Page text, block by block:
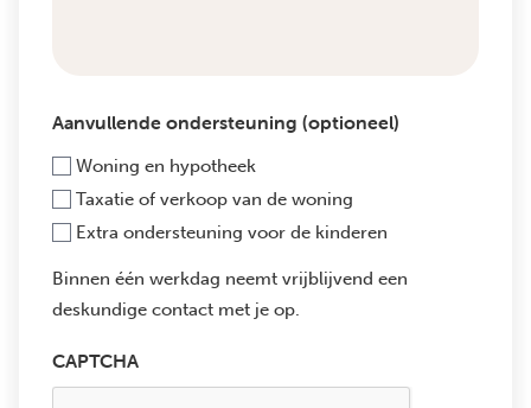
Aanvullende ondersteuning (optioneel)
Woning en hypotheek
Taxatie of verkoop van de woning
Extra ondersteuning voor de kinderen
Binnen één werkdag neemt vrijblijvend een
deskundige contact met je op.
CAPTCHA